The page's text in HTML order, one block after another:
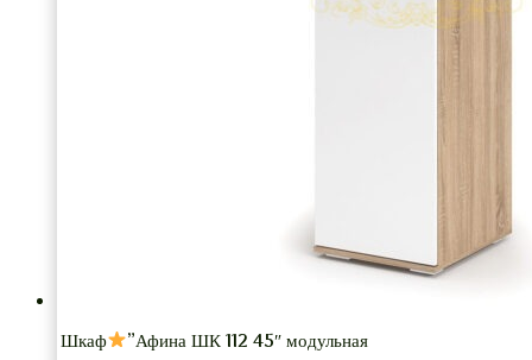
Шкаф
”Афина ШК 112 45″ модульная